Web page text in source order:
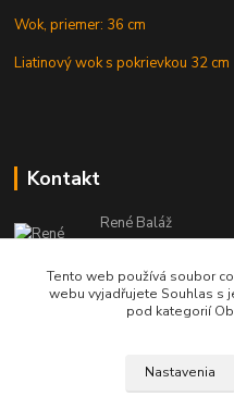
Wok, priemer: 36 cm
Liatinový wok s pokrievkou 32 cm
Kontakt
René Baláž
Eshop: +421
od 8:00 - do 16:00 hod
info@kotlikyshop.sk
Tento web používá soubor
webu vyjadřujete Souhlas s
pod kategorií
Nastavenia